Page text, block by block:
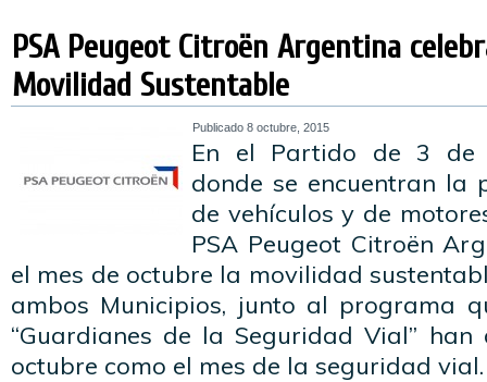
PSA Peugeot Citroën Argentina
Movilidad Sustentable
Publicado 8 octubre, 2015
En el Partido de 3 de
donde se encuentran la
de vehículos y de
PSA Peugeot Citroën
el mes de octubre la movilidad
ambos Municipios, junto al programa
“Guardianes de la Seguridad Vial”
octubre como el mes de la seguridad